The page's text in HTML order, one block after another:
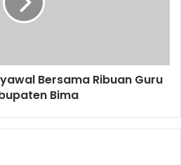
Bersama Ribuan Guru
Bima